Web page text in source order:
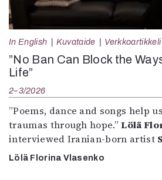
In English Kuvataide Verkkoartikkeli
”No Ban Can Block the
Life”
2–3/2026
”Poems, dance and songs help
traumas through hope.”Lölä
interviewed Iranian-born artist
Lölä Florina Vlasenko